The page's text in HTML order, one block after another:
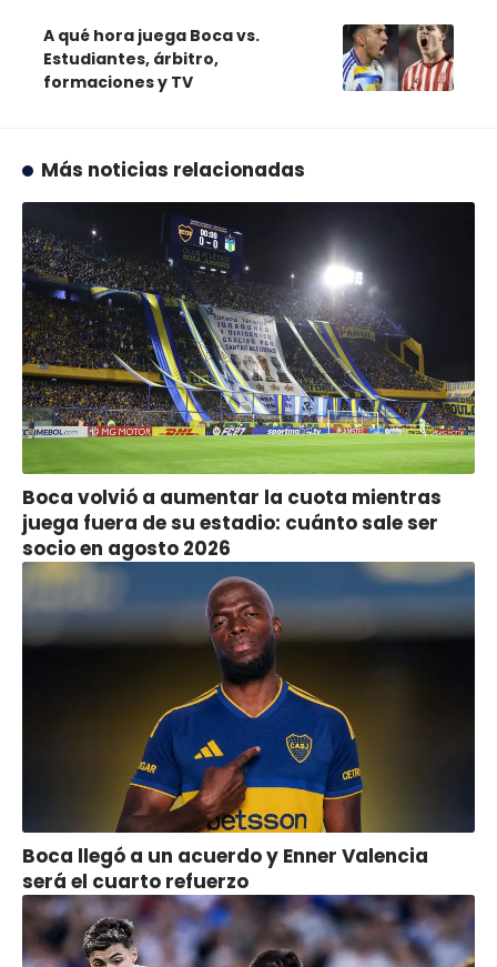
A qué hora juega Boca vs.
Estudiantes, árbitro,
formaciones y TV
Más noticias relacionadas
Boca volvió a aumentar la cuota mientras
juega fuera de su estadio: cuánto sale ser
socio en agosto 2026
Boca llegó a un acuerdo y Enner Valencia
será el cuarto refuerzo